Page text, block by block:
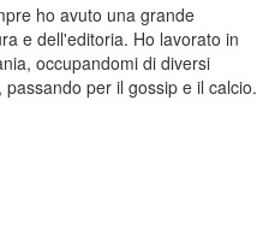
ho avuto una grande
e dell'editoria. Ho lavorato in
occupandomi di diversi
per il gossip e il calcio.